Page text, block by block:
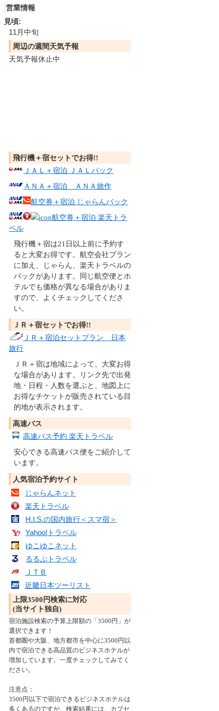
営業情報
見頃:
11月中旬
周辺の週間天気予報
天気予報休止中
飛行機＋宿セットでお得!!
ＪＡＬ＋宿泊 ＪＡＬパック
ＡＮＡ＋宿泊 ＡＮＡ旅作
航空券＋宿泊 じゃらんパック
航空券＋宿泊 楽天トラ
ベル
飛行機＋宿は21日以上前に予約す
ると大変お得です。航空会社プラン
に加え、じゃらん、楽天トラベルの
パックがあります。同じ航空便とホ
テルでも価格が異なる場合がありま
すので、よくチェックしてくださ
い。
ＪＲ＋宿セットでお得!!
ＪＲ＋宿泊セットプラン 日本
旅行
ＪＲ＋宿は地域によって、大変お得
な場合があります。リンク先で出発
地・日程・人数を選ぶと、地図上に
お得なチケットが販売されている目
的地が表示されます。
高速バス
高速バス予約 楽天トラベル
安心できる高速バス便をご紹介して
います。
人気宿泊予約サイト
じゃらんネット
楽天トラベル
H.I.S.の国内旅行＜スマ宿＞
Yahoo!トラベル
ゆこゆこネット
るるぶトラベル
ＪＴＢ
近畿日本ツーリスト
上限3500円検索に対応
(当サイト独自)
宿泊施設検索の予算上限額の「3500円」が
選択できます！
首都圏や大阪、地方都市を中心に3500円以
内で宿泊できる高品質のビジネスホテルが
増加しています。一度チェックしてみてく
ださい。
注意点：
3500円以下で宿泊できるビジネスホテルは
多くあるのですが、検索結果には、カプセ